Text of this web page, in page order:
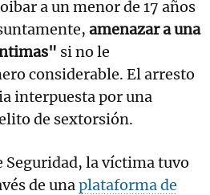
a un menor de 17 años
amenazar a una
si no le
considerable. El arresto
interpuesta por una
de sextorsión.
la víctima tuvo
de unaplataforma de